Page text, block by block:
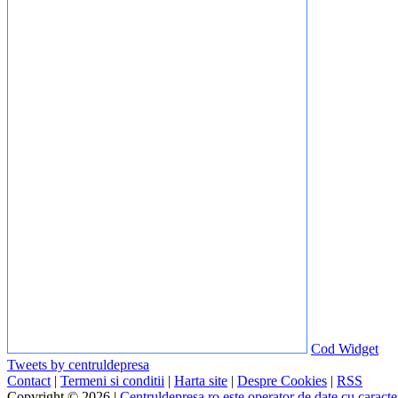
Cod Widget
Tweets by centruldepresa
Contact | Termeni si conditii | Harta site | Despre Cookies | RSS